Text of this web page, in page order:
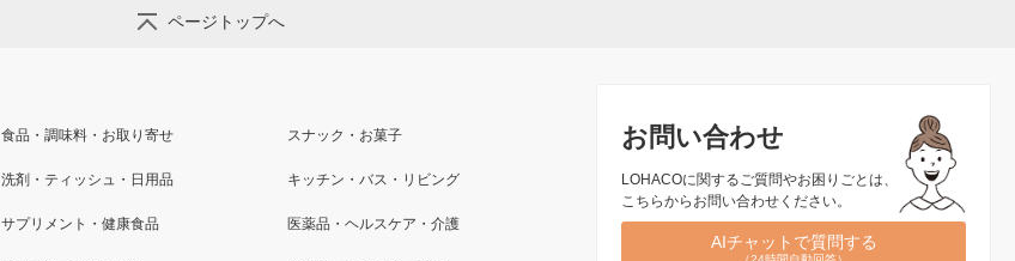
ページトップへ
お問い合わせ
LOHACOに関するご質問やお困りごとは、
こちらからお問い合わせください。
AIチャットで質問する
食品・調味料・お取り寄せ スナック・お菓子
洗剤・ティッシュ・日用品 キッチン・バス・リビング
サプリメント・健康食品 医薬品・ヘルスケア・介護